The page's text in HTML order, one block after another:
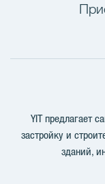
YIT предлагает
застройку и
зданий,